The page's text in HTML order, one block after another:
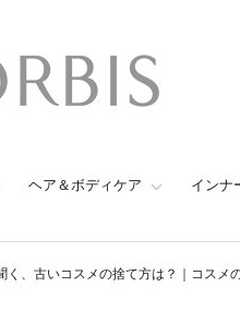
ヘア＆ボディケア インナ
く、古いコスメの捨て方は？｜コスメ